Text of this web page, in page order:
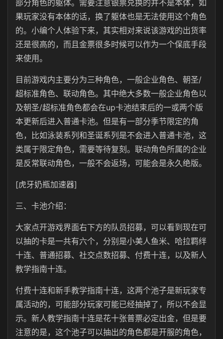
部分角色的躯体。需要注意银票兑换的并不是本体，如
果玩家没有本体的话，换了躯体也是无法使用这个角色
的。小编个人体验下来，其实相对来说该游戏的出货率
还是很高的，而且金票很多时候可以作为一个保底手段
来使用。
目前游戏内主要分为三种角色，一般企业角色、朝圣/
超标准角色、联动角色。其中绝大多数一般企业角色以
及朝圣/超标准角色都会在up卡池结束后的一或两个版
本更新后进入普通卡池。但是有一部分季节限定的角
色，比如泳装系列和圣诞系列是不会进入普通卡池，这
类属于限定角色，需要等待复刻。联动角色所属的企业
是反常联动角色，一般不会返场，可能会是永久绝版。
[虎牙奶瓶加速器]
三、卡池介绍：
大家点开游戏界面右下方的队员招募，可以看到现在可
以抽的卡是一共有六个，分别是小美人鱼米、哈拉羁绊
十连、普通招募、社交点数招募、付费十连，以及新人
教学指南十连。
付费十连和新手教学指南十连，这两个池子是新玩家专
属活动的，可能部分玩家可能已经抽掉了，所以不会显
示。新人教学指南十连是花十张普票必定出金，但是要
注意的是，这个池子可以抽出的角色都是开服的角色，